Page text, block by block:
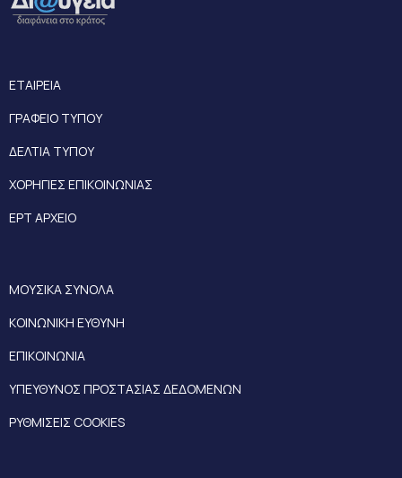
ΕΤΑΙΡΕΙΑ
ΓΡΑΦΕΙΟ ΤΥΠΟΥ
ΔΕΛΤΙΑ ΤΥΠΟΥ
ΧΟΡΗΓΙΕΣ ΕΠΙΚΟΙΝΩΝΙΑΣ
ΕΡΤ ΑΡΧΕΙΟ
ΜΟΥΣΙΚΑ ΣΥΝΟΛΑ
ΚΟΙΝΩΝΙΚΗ ΕΥΘΥΝΗ
ΕΠΙΚΟΙΝΩΝΙΑ
ΥΠΕΥΘΥΝΟΣ ΠΡΟΣΤΑΣΙΑΣ ΔΕΔΟΜΕΝΩΝ
ΡΥΘΜΙΣΕΙΣ COOKIES